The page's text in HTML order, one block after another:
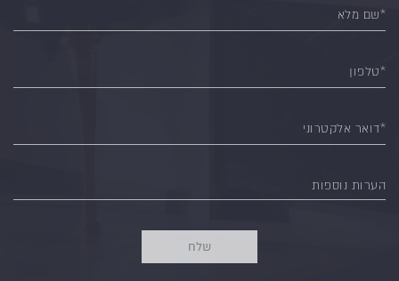
*שם מלא
*טלפון
*דואר אלקטרוני
הערות נוספות
שלח